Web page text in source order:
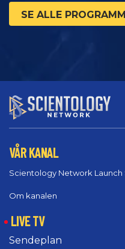
SE ALLE
VÅR KANAL
Scientology Network Launch
Om kanalen
LIVE TV
Sendeplan